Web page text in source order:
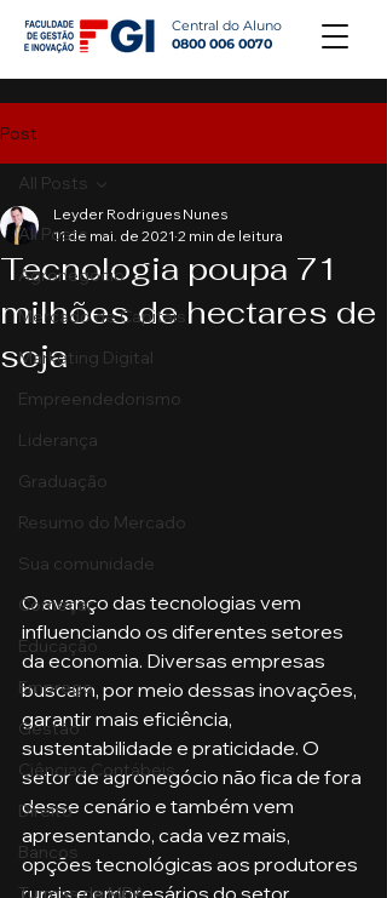
Central do Aluno
0800 006 0070
Post
All Posts
Agronegócio
Mercado de Capitais
Marketing Digital
Empreendedorismo
Liderança
Graduação
Resumo do Mercado
Sua comunidade
Começar
Educação
Emprego
Gestão
Ciências Contábeis
Direito
Bancos
Turmas de MBA
All Posts
Tecnologia poupa 71
milhões de hectares de
soja
Leyder Rodrigues Nunes
11 de mai. de 2021 2 min de leitura
O avanço das tecnologias vem
influenciando os diferentes setores
da economia. Diversas empresas
buscam, por meio dessas inovações,
garantir mais eficiência,
sustentabilidade e praticidade. O
setor de agronegócio não fica de fora
desse cenário e também vem
apresentando, cada vez mais,
opções tecnológicas aos produtores
rurais e empresários do setor